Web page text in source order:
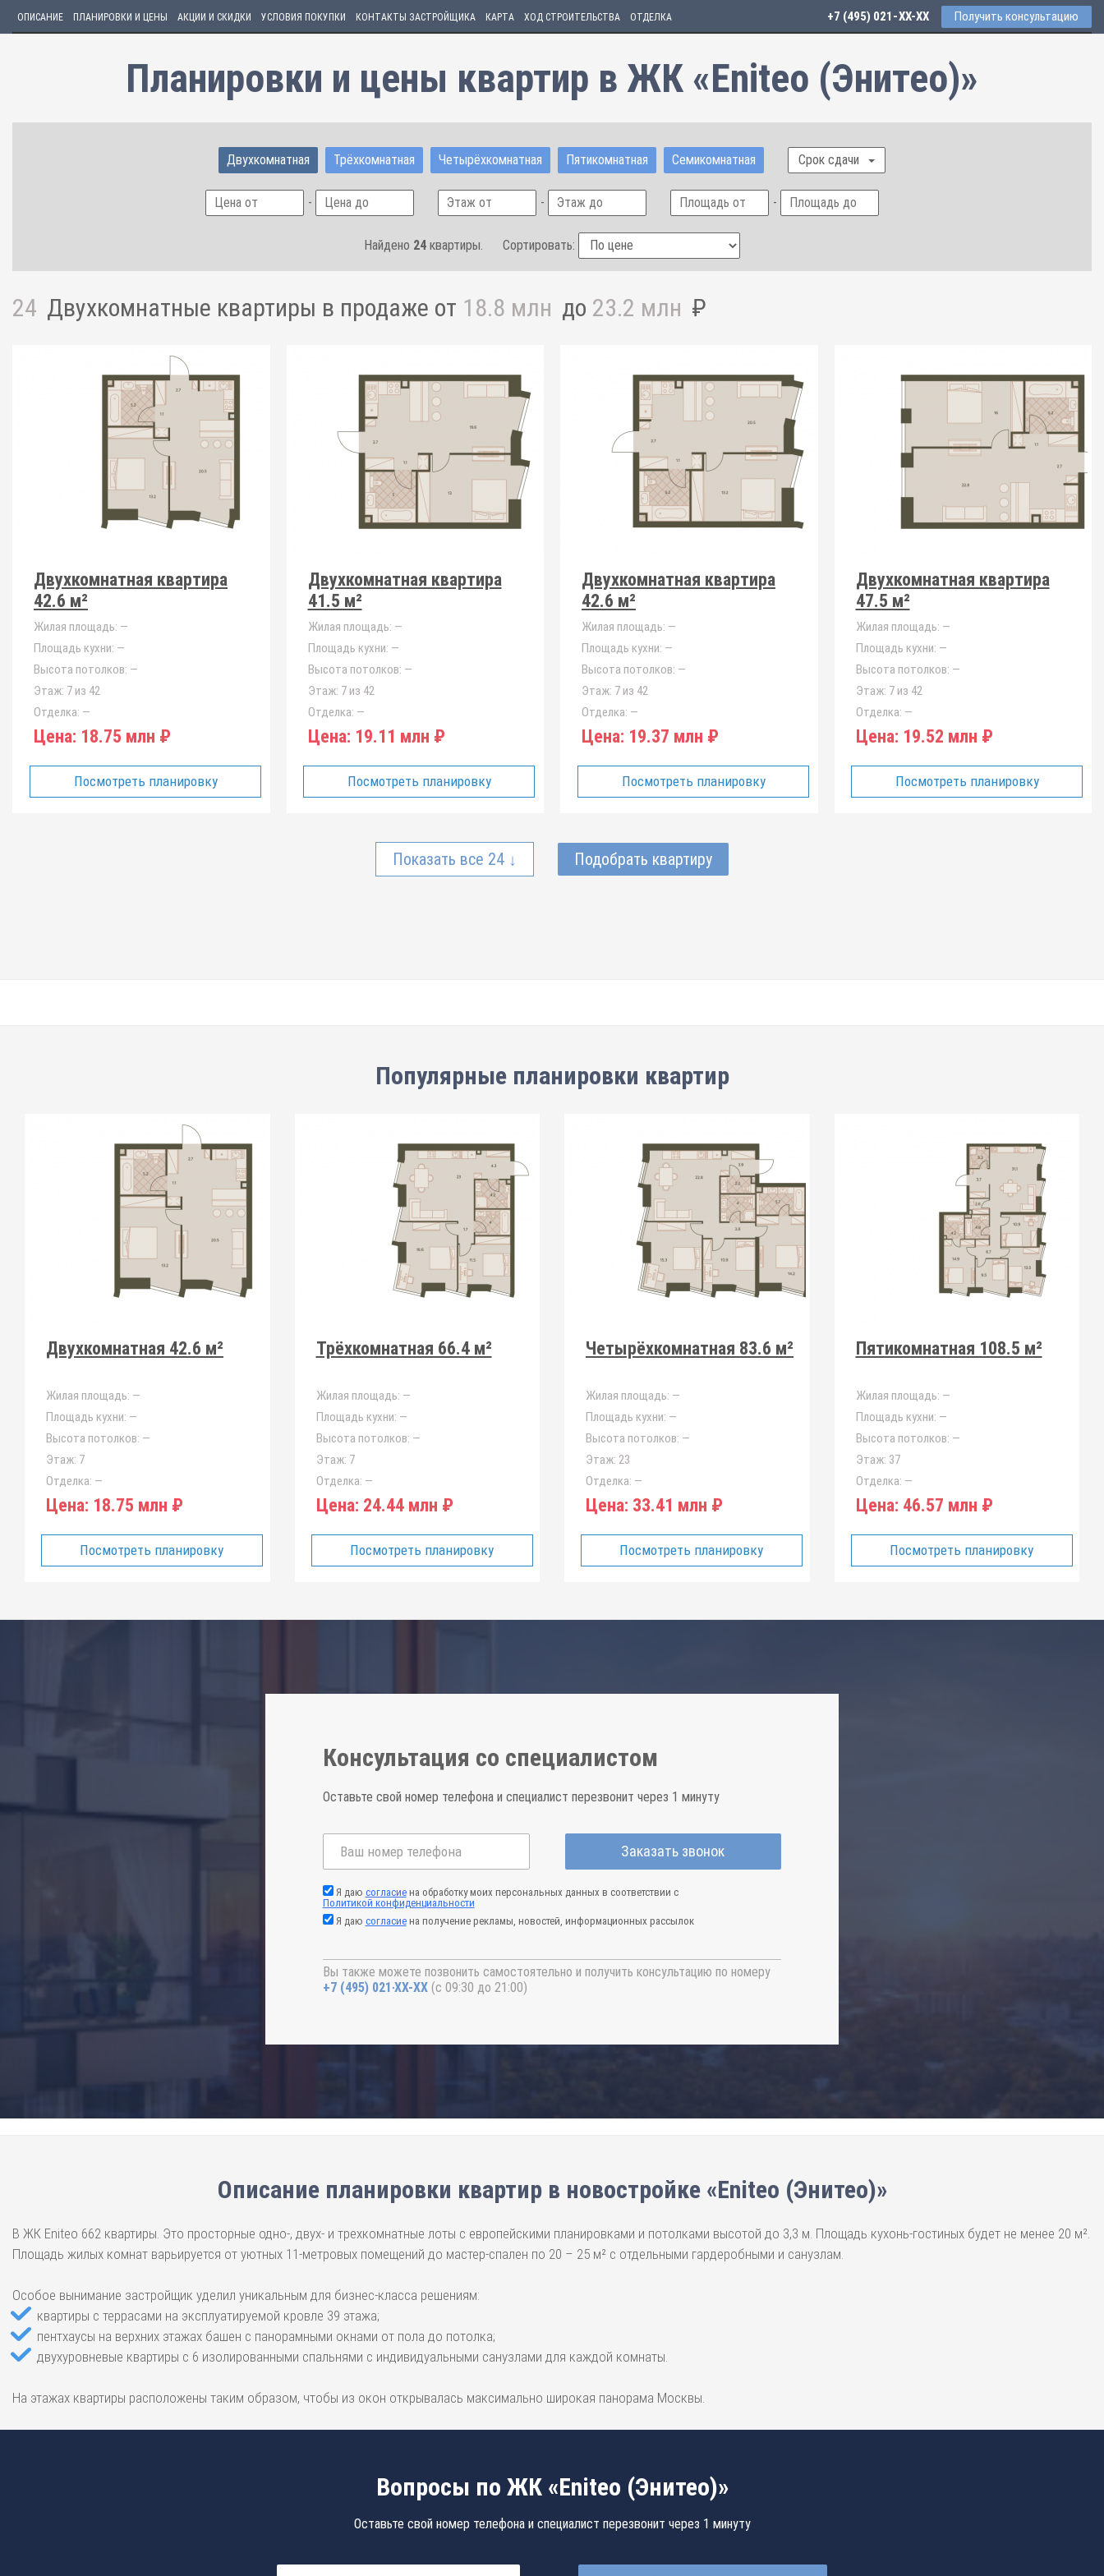
ОПИСАНИЕ ПЛАНИРОВКИ И ЦЕНЫ АКЦИИ И СКИДКИ УСЛОВИЯ ПОКУПКИ КОНТАКТЫ ЗАСТРОЙЩИКА КАРТА ХОД СТРОИТЕЛЬСТВА ОТДЕЛКА +7 (495) 021-41-76 Получить консультацию
Планировки и цены квартир в ЖК «Eniteo (Энитео)»
Двухкомнатная Трёхкомнатная Четырёхкомнатная Пятикомнатная Семикомнатная Срок сдачи
- - -
Найдено 24 квартиры. Сортировать:
24 Двухкомнатные квартиры в продаже от 18.8 млн до 23.2 млн ₽
Двухкомнатная квартира
42.6 м²
Жилая площадь: —
Площадь кухни: —
Высота потолков: —
Этаж: 7 из 42
Отделка: —
Цена: 18.75 млн ₽
Посмотреть планировку
Двухкомнатная квартира
41.5 м²
Жилая площадь: —
Площадь кухни: —
Высота потолков: —
Этаж: 7 из 42
Отделка: —
Цена: 19.11 млн ₽
Посмотреть планировку
Двухкомнатная квартира
42.6 м²
Жилая площадь: —
Площадь кухни: —
Высота потолков: —
Этаж: 7 из 42
Отделка: —
Цена: 19.37 млн ₽
Посмотреть планировку
Двухкомнатная квартира
47.5 м²
Жилая площадь: —
Площадь кухни: —
Высота потолков: —
Этаж: 7 из 42
Отделка: —
Цена: 19.52 млн ₽
Посмотреть планировку
Показать все 24 ↓ Подобрать квартиру
Популярные планировки квартир
Двухкомнатная 42.6 м²
Жилая площадь: —
Площадь кухни: —
Высота потолков: —
Этаж: 7
Отделка: —
Цена: 18.75 млн ₽
Посмотреть планировку
Трёхкомнатная 66.4 м²
Жилая площадь: —
Площадь кухни: —
Высота потолков: —
Этаж: 7
Отделка: —
Цена: 24.44 млн ₽
Посмотреть планировку
Четырёхкомнатная 83.6 м²
Жилая площадь: —
Площадь кухни: —
Высота потолков: —
Этаж: 23
Отделка: —
Цена: 33.41 млн ₽
Посмотреть планировку
Пятикомнатная 108.5 м²
Жилая площадь: —
Площадь кухни: —
Высота потолков: —
Этаж: 37
Отделка: —
Цена: 46.57 млн ₽
Посмотреть планировку
Консультация со специалистом
Оставьте свой номер телефона и специалист перезвонит через 1 минуту
Заказать звонок
Я даю согласиена обработку моих персональных данных в соответствии с
Политикой конфиденциальности
Я даю согласиена получение рекламы, новостей, информационных рассылок
Вы также можете позвонить самостоятельно и получить консультацию по номеру
+7 (495) 021-41-76 (с 09:30 до 21:00)
Описание планировки квартир в новостройке «Eniteo (Энитео)»
В ЖК Eniteo 662 квартиры. Это просторные одно-, двух- и трехкомнатные лоты с европейскими планировками и потолками высотой до 3,3 м. Площадь кухонь-гостиных будет не менее 20 м².
Площадь жилых комнат варьируется от уютных 11-метровых помещений до мастер-спален по 20 – 25 м² с отдельными гардеробными и санузлам.
Особое вынимание застройщик уделил уникальным для бизнес-класса решениям:
квартиры с террасами на эксплуатируемой кровле 39 этажа;
пентхаусы на верхних этажах башен с панорамными окнами от пола до потолка;
двухуровневые квартиры с 6 изолированными спальнями с индивидуальными санузлами для каждой комнаты.
На этажах квартиры расположены таким образом, чтобы из окон открывалась максимально широкая панорама Москвы.
Вопросы по ЖК «Eniteo (Энитео)»
Оставьте свой номер телефона и специалист перезвонит через 1 минуту